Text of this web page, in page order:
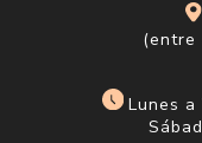
(entre
Lunes a